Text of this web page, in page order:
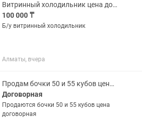
Витринный холодильник цена договорная
100 000 ₸
Б/у витринный холодильник
Алматы, вчера
Продам бочки 50 и 55 кубов цена договорная
Договорная
Продаются бочки 50 и 55 кубов цена
договорная